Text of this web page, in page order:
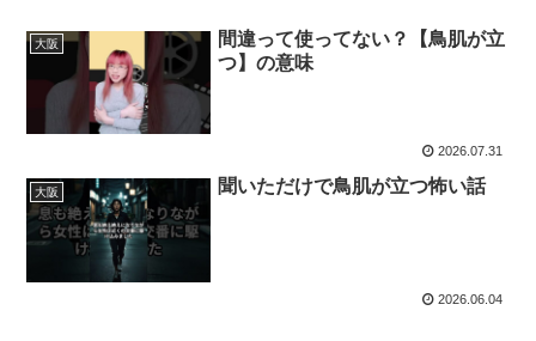
大阪
間違って使ってない？【鳥肌が立
つ】の意味
2026.07.31
大阪 聞いただけで鳥肌が立つ怖い話
2026.06.04